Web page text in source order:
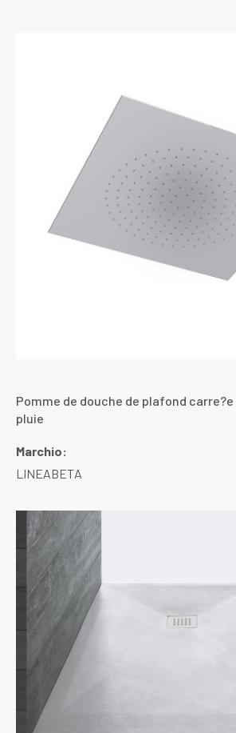
Pomme de douche de plafond carre?e
pluie
Marchio:
LINEABETA